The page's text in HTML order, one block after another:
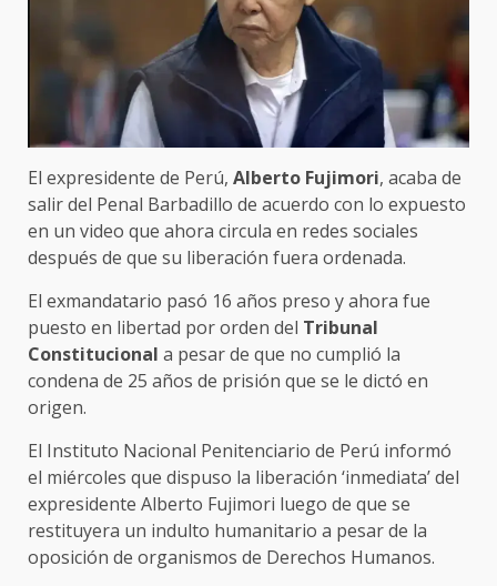
El expresidente de Perú, Alberto Fujimori, acaba de
salir del Penal Barbadillo de acuerdo con lo expuesto
en un video que ahora circula en redes sociales
después de que su liberación fuera ordenada.
El exmandatario pasó 16 años preso y ahora fue
puesto en libertad por orden del Tribunal
Constitucional a pesar de que no cumplió la
condena de 25 años de prisión que se le dictó en
origen.
El Instituto Nacional Penitenciario de Perú informó
el miércoles que dispuso la liberación ‘inmediata’ del
expresidente Alberto Fujimori luego de que se
restituyera un indulto humanitario a pesar de la
oposición de organismos de Derechos Humanos.